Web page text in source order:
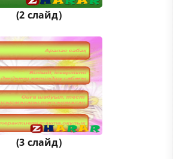
(2 слайд)
(3 слайд)